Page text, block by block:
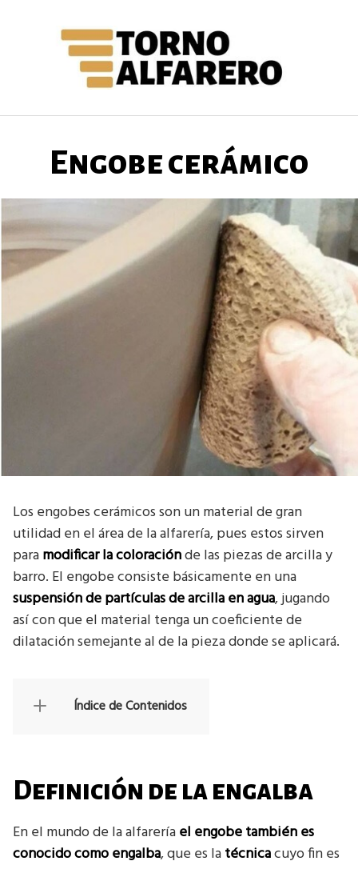
Engobe cerámico
Los engobes cerámicos son un material de gran
utilidad en el área de la alfarería, pues estos sirven
paramodificar la coloraciónde las piezas de arcilla y
barro. El engobe consiste básicamente en una
suspensión de partículas de arcilla en agua, jugando
así con que el material tenga un coeficiente de
dilatación semejante al de la pieza donde se aplicará.
Índice de Contenidos
Definición de la engalba
En el mundo de la alfareríael engobe también es
conocido como engalba, que es latécnicacuyo fin es